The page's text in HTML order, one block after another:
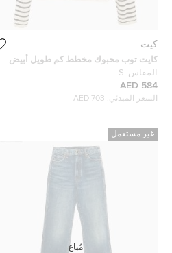
كيت
كايت توب محبوك مخطط كم طويل أبيض
مائل للصفرة صغير
المقاس: S
584 AED
السعر المبدئي: 703 AED
غير مستعمل
مُباع